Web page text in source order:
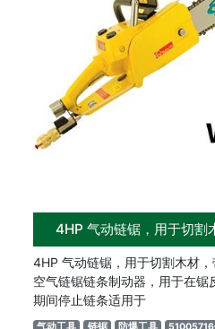
4HP 气动链锯，用于切割
4HP 气动链锯，用于切割木材，
空气链锯链条制动器，用于在锯
期间停止链条适用于